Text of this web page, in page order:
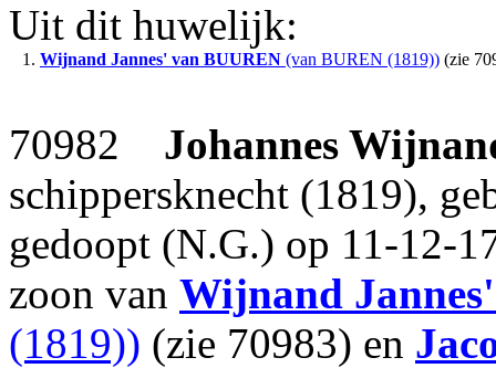
Uit dit huwelijk:
1. Wijnand Jannes' van BUUREN (van BUREN (1819)) (zie
70982 Johannes
schippersknecht (1819),
gedoopt (N.G.) op 11-12-
zoon van Wijnand Jannes'
(1819)) (zie 70983) en